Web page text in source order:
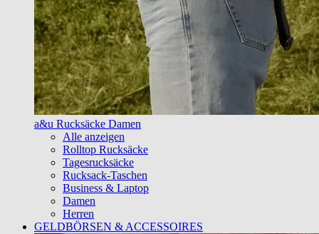
a&u Rucksäcke Damen
Alle anzeigen
Rolltop Rucksäcke
Tagesrucksäcke
Rucksack-Taschen
Business & Laptop
Damen
Herren
GELDBÖRSEN & ACCESSOIRES